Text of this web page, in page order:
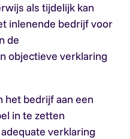
als tijdelijk kan
inlenende bedrijf voor
de
objectieve verklaring
het bedrijf aan een
in te zetten
verklaring